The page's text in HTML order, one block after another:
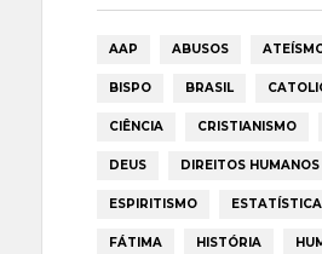
AAP ABUSOS
BISPO BRASIL
CIÊNCIA CRISTIANISMO
DEUS DIREITOS HUMANOS
ESPIRITISMO
FÁTIMA HISTÓRIA